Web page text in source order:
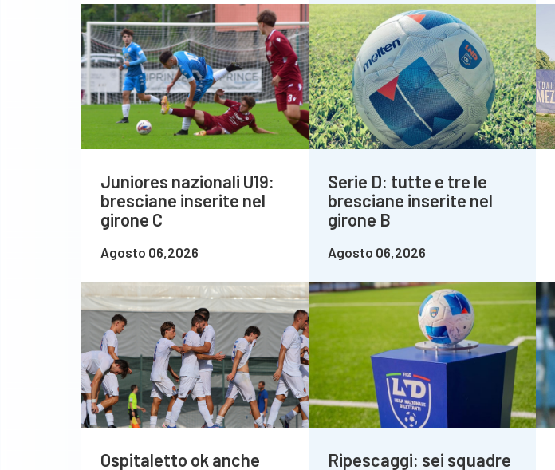
Juniores nazionali U19:
bresciane inserite nel
girone C
Agosto 06,2026
Serie D: tutte e tre le
bresciane inserite nel
girone B
Agosto 06,2026
Ospitaletto ok anche
Ripescaggi: sei squadre